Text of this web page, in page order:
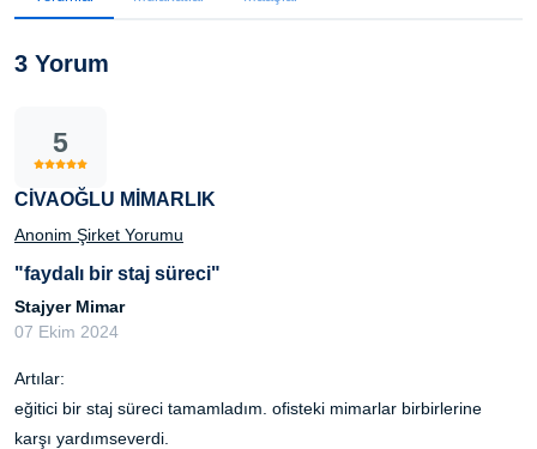
3 Yorum
5
CİVAOĞLU MİMARLIK
Anonim Şirket Yorumu
"faydalı bir staj süreci"
Stajyer Mimar
07 Ekim 2024
Artılar:
eğitici bir staj süreci tamamladım. ofisteki mimarlar birbirlerine
karşı yardımseverdi.